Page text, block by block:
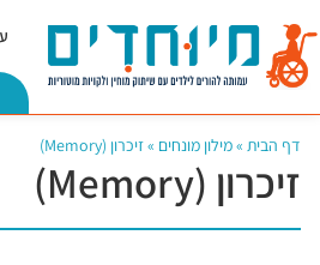
דף הבית »מילון מונחים »זיכרון (Memory)
זיכרון (Memory)